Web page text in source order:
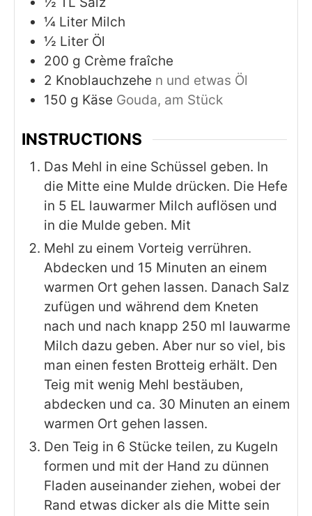
¼ Liter Milch
½ Liter Öl
200 g Crème fraîche
2 Knoblauchzehe n und etwas Öl
150 g Käse Gouda, am Stück
INSTRUCTIONS
Das Mehl in eine Schüssel geben. In
die Mitte eine Mulde drücken. Die Hefe
in 5 EL lauwarmer Milch auflösen und
in die Mulde geben. Mit
Mehl zu einem Vorteig verrühren.
Abdecken und 15 Minuten an einem
warmen Ort gehen lassen. Danach Salz
zufügen und während dem Kneten
nach und nach knapp 250 ml lauwarme
Milch dazu geben. Aber nur so viel, bis
man einen festen Brotteig erhält. Den
Teig mit wenig Mehl bestäuben,
abdecken und ca. 30 Minuten an einem
warmen Ort gehen lassen.
Den Teig in 6 Stücke teilen, zu Kugeln
formen und mit der Hand zu dünnen
Fladen auseinander ziehen, wobei der
Rand etwas dicker als die Mitte sein